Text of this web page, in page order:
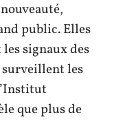
public. Elles
signaux des
les
que plus de